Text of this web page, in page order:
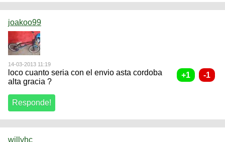
joakoo99
14-03-2013 11:19
loco cuanto seria con el envio asta cordoba
alta gracia ?
willyhc